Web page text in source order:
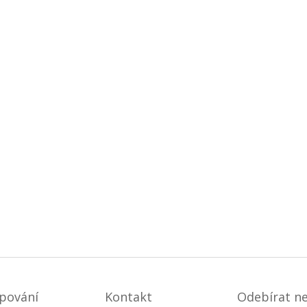
Kontakt Odebírat